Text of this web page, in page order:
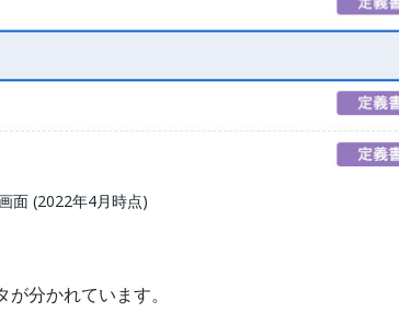
面 (2022年4月時点)
分かれています。